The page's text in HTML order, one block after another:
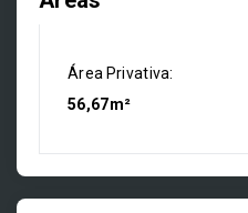
Área Privativa:
56,67m²